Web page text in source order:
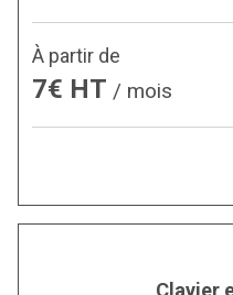
À partir de
7€ HT / mois
Clavier